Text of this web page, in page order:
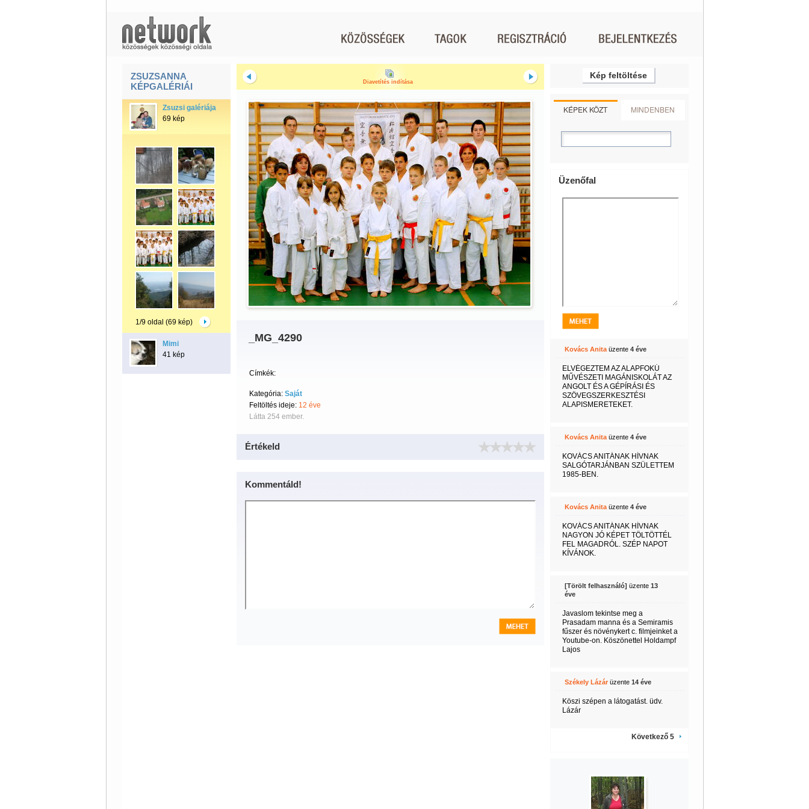
ZSUZSANNA
KÉPGALÉRIÁI
Zsuzsi galériája
69 kép
1/9 oldal (69 kép)
Mimi
41 kép
Diavetítés indítása
_MG_4290
Címkék:
Kategória: Saját
Feltöltés ideje: 12 éve
Látta 254 ember.
Értékeld
Kommentáld!
Kép feltöltése
KÉPEK KÖZT MINDENBEN
Üzenőfal
Kovács Anitaüzente 4 éve
ELVÉGEZTEM AZ ALAPFOKÚ
MŰVÉSZETI MAGÁNISKOLÁT AZ
ANGOLT ÉS A GÉPÍRÁSI ÉS
SZÖVEGSZERKESZTÉSI
ALAPISMERETEKET.
Kovács Anitaüzente 4 éve
KOVÁCS ANITÁNAK HÍVNAK
SALGÓTARJÁNBAN SZÜLETTEM
1985-BEN.
Kovács Anitaüzente 4 éve
KOVÁCS ANITÁNAK HÍVNAK
NAGYON JÓ KÉPET TÖLTÖTTÉL
FEL MAGADRÓL. SZÉP NAPOT
KÍVÁNOK.
[Törölt felhasználó] üzente 13
éve
Javaslom tekintse meg a
Prasadam manna és a Semiramis
fűszer és növénykert c. filmjeinket a
Youtube-on. Köszönettel Holdampf
Lajos
Székely Lázárüzente 14 éve
Köszi szépen a látogatást. üdv.
Lázár
Következő 5